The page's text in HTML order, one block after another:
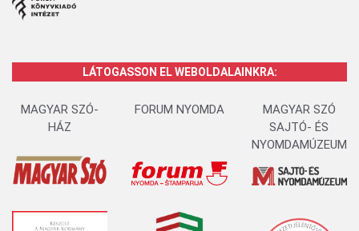
LÁTOGASSON EL WEBOLDALAINKRA:
MAGYAR SZÓ-
HÁZ
FORUM NYOMDA
MAGYAR SZÓ
SAJTÓ- ÉS
NYOMDAMÚZEUM